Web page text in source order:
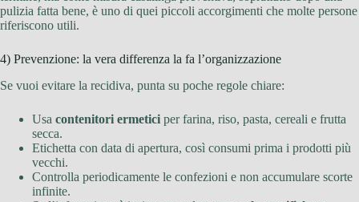
pulizia fatta bene, è uno di quei piccoli accorgimenti che molte persone
riferiscono utili.
4) Prevenzione: la vera differenza la fa l’organizzazione
Se vuoi evitare la recidiva, punta su poche regole chiare:
Usa contenitori ermetici per farina, riso, pasta, cereali e frutta
secca.
Etichetta con data di apertura, così consumi prima i prodotti più
vecchi.
Controlla periodicamente le confezioni e non accumulare scorte
infinite.